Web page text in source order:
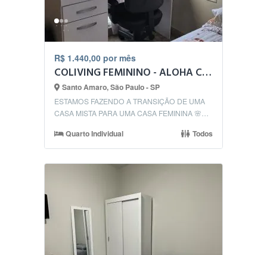
R$ 1.440,00 por mês
COLIVING FEMININO - ALOHA COLIVING - METRO BROOKLIN
Santo Amaro, São Paulo - SP
ESTAMOS FAZENDO A TRANSIÇÃO DE UMA
CASA MISTA PARA UMA CASA FEMININA 🌸
Quarto Individual Todos